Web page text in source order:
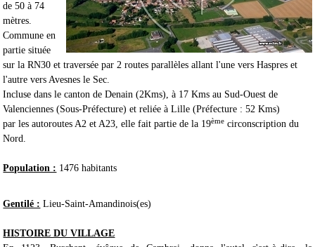
de 50 à 74
mètres.
Commune en
partie située
sur la RN30 et traversée par 2 routes parallèles allant l'une vers Haspres et
l'autre vers Avesnes le Sec.
Incluse dans le canton de Denain (2Kms), à 17 Kms au Sud-Ouest de
Valenciennes (Sous-Préfecture) et reliée à Lille (Préfecture : 52 Kms)
par les autoroutes A2 et A23, elle fait partie de la 19ème circonscription du
Nord.
Population : 1476 habitants
Gentilé : Lieu-Saint-Amandinois(es)
HISTOIRE DU VILLAGE